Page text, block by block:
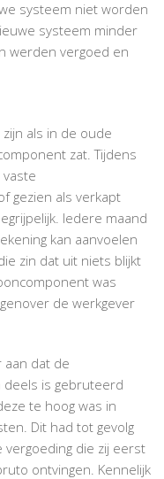
systeem niet worden
systeem minder
werden vergoed en
als in de oude
zat. Tijdens
gezien als verkapt
Iedere maand
kan aanvoelen
zin dat uit niets blijkt
was
de werkgever
aan dat de
is gebruteerd
te hoog was in
Dit had tot gevolg
die zij eerst
ontvingen. Kennelijk